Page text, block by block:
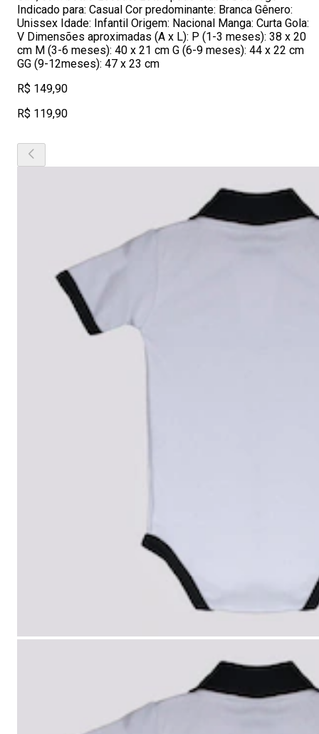
Indicado para: Casual Cor predominante: Branca Gênero:
Unissex Idade: Infantil Origem: Nacional Manga: Curta Gola:
V Dimensões aproximadas (A x L): P (1-3 meses): 38 x 20
cm M (3-6 meses): 40 x 21 cm G (6-9 meses): 44 x 22 cm
GG (9-12meses): 47 x 23 cm
R$ 149,90
R$ 119,90